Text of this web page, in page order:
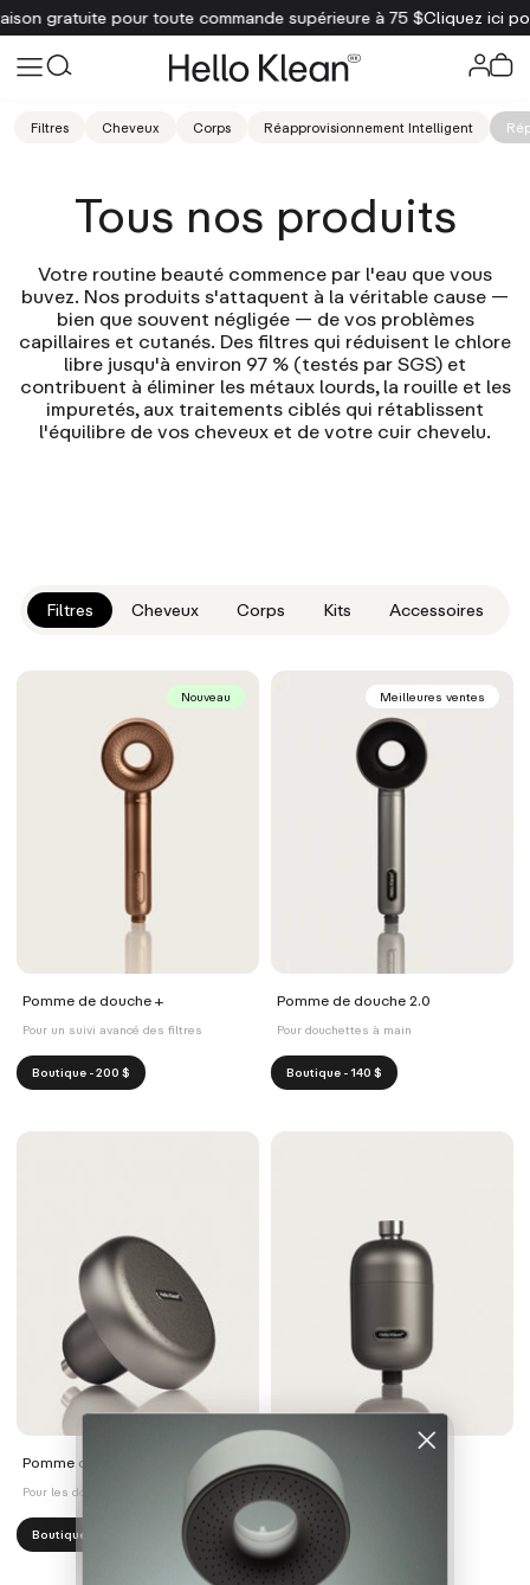
gratuite pour toute commande supérieure à 75 $Cliquez ici pour
Filtres Cheveux Corps Réapprovisionnement Intelligent
Tous nos produits
Votre routine beauté commence par l'eau que vous
buvez. Nos produits s'attaquent à la véritable cause —
bien que souvent négligée — de vos problèmes
capillaires et cutanés. Des filtres qui réduisent le chlore
libre jusqu'à environ 97 % (testés par SGS) et
contribuent à éliminer les métaux lourds, la rouille et les
impuretés, aux traitements ciblés qui rétablissent
l'équilibre de vos cheveux et de votre cuir chevelu.
Filtres Cheveux Corps Kits Accessoires
Nouveau
Pomme de douche +
Pour un suivi avancé des filtres
Boutique - 200 $
Meilleures ventes
Pomme de douche 2.0
Pour douchettes à main
Boutique - 140 $
Pomme de douche effet pluie
Pour les douches murales
Boutique - 160 $
Filtre de douche
Pour robinet
Boutique - 75 $